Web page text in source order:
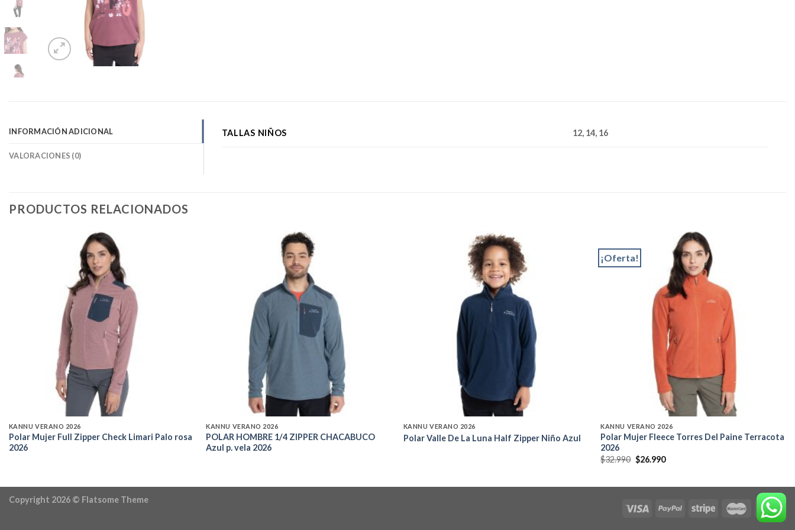
INFORMACIÓN ADICIONAL
VALORACIONES (0)
TALLAS NIÑOS 12, 14, 16
PRODUCTOS RELACIONADOS
KANNU VERANO 2026
Polar Mujer Full Zipper Check Limari Palo rosa
2026
KANNU VERANO 2026
POLAR HOMBRE 1/4 ZIPPER CHACABUCO
Azul p. vela 2026
KANNU VERANO 2026
Polar Valle De La Luna Half Zipper Niño Azul
¡Oferta!
KANNU VERANO 2026
Polar Mujer Fleece Torres Del Paine Terracota
2026
$32.990 El
precio
$26.990El
Copyright 2026 © Flatsome Theme